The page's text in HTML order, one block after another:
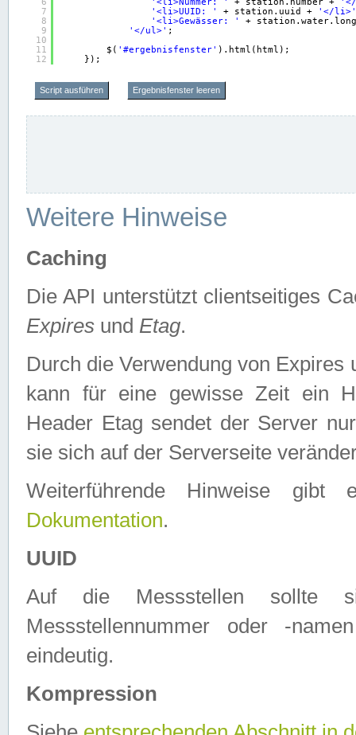
7
8
9
10
11
12
'<li>UUID: '
+ station.uuid +
'</li>'
'<li>Gewässer: '
+
'</ul>' ;
$( '#ergebnisfenster' ).html(html);
});
Script ausführen Ergebnisfenster leeren
Weitere Hinweise
Caching
Die API unterstützt clientseitiges
Expires und Etag.
Durch die Verwendung von
kann für eine gewisse Zeit ein
Header Etag sendet der Server
sie sich auf der Serverseite
Weiterführende Hinweise
Dokumentation.
UUID
Auf die Messstellen sollte
Messstellennummer oder -
eindeutig.
Kompression